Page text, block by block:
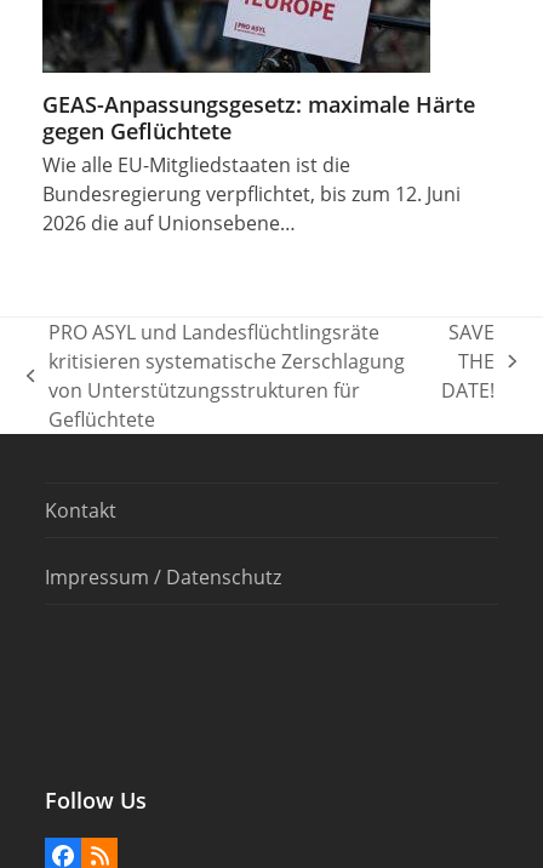
GEAS-Anpassungsgesetz: maximale Härte
gegen Geflüchtete
Wie alle EU-Mitgliedstaaten ist die
Bundesregierung verpflichtet, bis zum 12. Juni
2026 die auf Unionsebene…
vorheriger
Beitrag:
PRO ASYL und Landesflüchtlingsräte
kritisieren systematische Zerschlagung
von Unterstützungsstrukturen für
Geflüchtete
Nächster
Beitrag:
SAVE
THE
DATE!
Kontakt
Impressum / Datenschutz
Follow Us